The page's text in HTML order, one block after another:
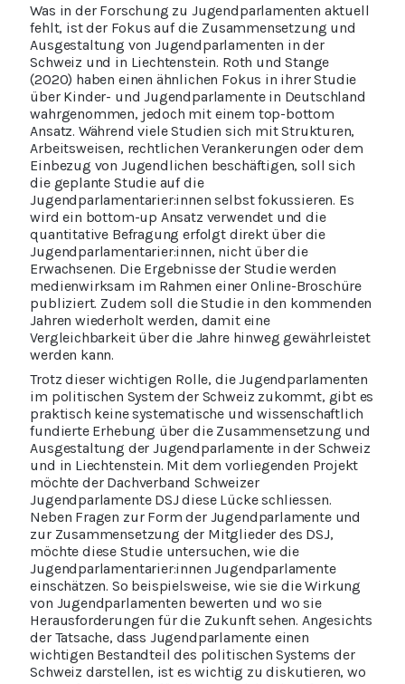
Was in der Forschung zu Jugendparlamenten aktuell
fehlt, ist der Fokus auf die Zusammensetzung und
Ausgestaltung von Jugendparlamenten in der
Schweiz und in Liechtenstein. Roth und Stange
(2020) haben einen ähnlichen Fokus in ihrer Studie
über Kinder- und Jugendparlamente in Deutschland
wahrgenommen, jedoch mit einem top-bottom
Ansatz. Während viele Studien sich mit Strukturen,
Arbeitsweisen, rechtlichen Verankerungen oder dem
Einbezug von Jugendlichen beschäftigen, soll sich
die geplante Studie auf die
Jugendparlamentarier:innen selbst fokussieren. Es
wird ein bottom-up Ansatz verwendet und die
quantitative Befragung erfolgt direkt über die
Jugendparlamentarier:innen, nicht über die
Erwachsenen. Die Ergebnisse der Studie werden
medienwirksam im Rahmen einer Online-Broschüre
publiziert. Zudem soll die Studie in den kommenden
Jahren wiederholt werden, damit eine
Vergleichbarkeit über die Jahre hinweg gewährleistet
werden kann.
Trotz dieser wichtigen Rolle, die Jugendparlamenten
im politischen System der Schweiz zukommt, gibt es
praktisch keine systematische und wissenschaftlich
fundierte Erhebung über die Zusammensetzung und
Ausgestaltung der Jugendparlamente in der Schweiz
und in Liechtenstein. Mit dem vorliegenden Projekt
möchte der Dachverband Schweizer
Jugendparlamente DSJ diese Lücke schliessen.
Neben Fragen zur Form der Jugendparlamente und
zur Zusammensetzung der Mitglieder des DSJ,
möchte diese Studie untersuchen, wie die
Jugendparlamentarier:innen Jugendparlamente
einschätzen. So beispielsweise, wie sie die Wirkung
von Jugendparlamenten bewerten und wo sie
Herausforderungen für die Zukunft sehen. Angesichts
der Tatsache, dass Jugendparlamente einen
wichtigen Bestandteil des politischen Systems der
Schweiz darstellen, ist es wichtig zu diskutieren, wo